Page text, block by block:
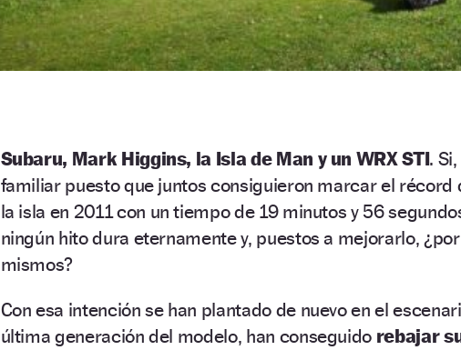
Subaru, Mark Higgins, la Isla de Man y un WRX STI.
familiar puesto que juntos consiguieron marcar el récord
la isla en 2011 con un tiempo de 19 minutos y 56
ningún hito dura eternamente y, puestos a mejorarlo,
mismos?
Con esa intención se han plantado de nuevo en el
última generación del modelo, han conseguido rebajar